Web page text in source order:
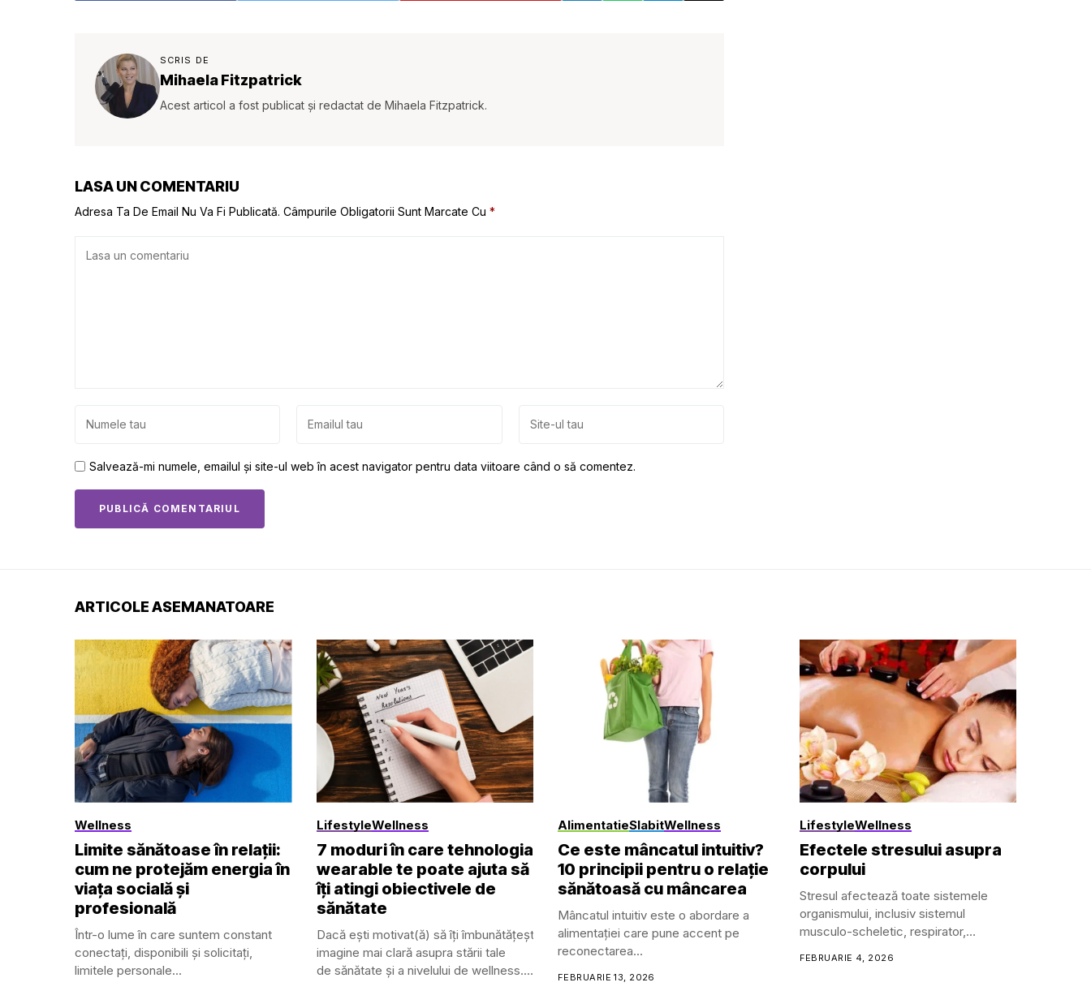
SCRIS DE
Mihaela Fitzpatrick
Acest articol a fost publicat și redactat de Mihaela Fitzpatrick.
LASA UN COMENTARIU
Adresa Ta De Email Nu Va Fi Publicată. Câmpurile Obligatorii Sunt Marcate Cu *
Salvează-mi numele, emailul și site-ul web în acest navigator pentru data viitoare când o să comentez.
ARTICOLE ASEMANATOARE
Wellness
Limite sănătoase în relații:
cum ne protejăm energia în
viața socială și
profesională
Într-o lume în care suntem constant
conectați, disponibili și solicitați,
limitele personale...
LifestyleWellness
7 moduri în care tehnologia
wearable te poate ajuta să
îți atingi obiectivele de
sănătate
Dacă ești motivat(ă) să îți îmbunătățești sănătatea, gestionezi o afecțiune nou diagnosticată sau pur și simplu vrei să îți optimizezi
imagine mai clară asupra stării tale
de sănătate și a nivelului de wellness.
AlimentatieSlabitWellness
Ce este mâncatul intuitiv?
10 principii pentru o relație
sănătoasă cu mâncarea
Mâncatul intuitiv este o abordare a
alimentației care pune accent pe
reconectarea...
FEBRUARIE 13, 2026
LifestyleWellness
Efectele stresului asupra
corpului
Stresul afectează toate sistemele
organismului, inclusiv sistemul
musculo-scheletic, respirator,
gastrointestinal,...
FEBRUARIE 4, 2026